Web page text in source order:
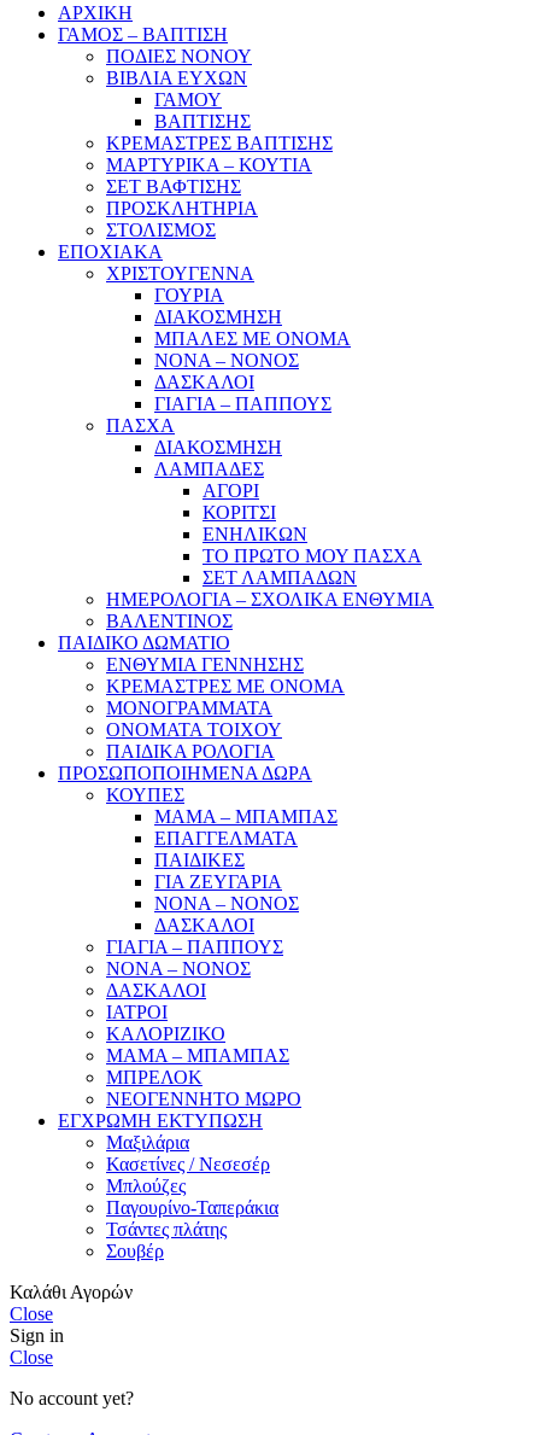
ΑΡΧΙΚΗ
ΓΑΜΟΣ – ΒΑΠΤΙΣΗ
ΠΟΔΙΕΣ ΝΟΝΟΥ
ΒΙΒΛΙΑ ΕΥΧΩΝ
ΓΑΜΟΥ
ΒΑΠΤΙΣΗΣ
ΚΡΕΜΑΣΤΡΕΣ ΒΑΠΤΙΣΗΣ
ΜΑΡΤΥΡΙΚΑ – ΚΟΥΤΙΑ
ΣΕΤ ΒΑΦΤΙΣΗΣ
ΠΡΟΣΚΛΗΤΗΡΙΑ
ΣΤΟΛΙΣΜΟΣ
ΕΠΟΧΙΑΚΑ
ΧΡΙΣΤΟΥΓΕΝΝΑ
ΓΟΥΡΙΑ
ΔΙΑΚΟΣΜΗΣΗ
ΜΠΑΛΕΣ ΜΕ ΟΝΟΜΑ
ΝΟΝΑ – ΝΟΝΟΣ
ΔΑΣΚΑΛΟΙ
ΓΙΑΓΙΑ – ΠΑΠΠΟΥΣ
ΠΑΣΧΑ
ΔΙΑΚΟΣΜΗΣΗ
ΛΑΜΠΑΔΕΣ
ΑΓΟΡΙ
ΚΟΡΙΤΣΙ
ΕΝΗΛΙΚΩΝ
ΤΟ ΠΡΩΤΟ ΜΟΥ ΠΑΣΧΑ
ΣΕΤ ΛΑΜΠΑΔΩΝ
ΗΜΕΡΟΛΟΓΙΑ – ΣΧΟΛΙΚΑ ΕΝΘΥΜΙΑ
ΒΑΛΕΝΤΙΝΟΣ
ΠΑΙΔΙΚΟ ΔΩΜΑΤΙΟ
ΕΝΘΥΜΙΑ ΓΕΝΝΗΣΗΣ
ΚΡΕΜΑΣΤΡΕΣ ΜΕ ΟΝΟΜΑ
ΜΟΝΟΓΡΑΜΜΑΤΑ
ΟΝΟΜΑΤΑ ΤΟΙΧΟΥ
ΠΑΙΔΙΚΑ ΡΟΛΟΓΙΑ
ΠΡΟΣΩΠΟΠΟΙΗΜΕΝΑ ΔΩΡΑ
ΚΟΥΠΕΣ
ΜΑΜΑ – ΜΠΑΜΠΑΣ
ΕΠΑΓΓΕΛΜΑΤΑ
ΠΑΙΔΙΚΕΣ
ΓΙΑ ΖΕΥΓΑΡΙΑ
ΝΟΝΑ – ΝΟΝΟΣ
ΔΑΣΚΑΛΟΙ
ΓΙΑΓΙΑ – ΠΑΠΠΟΥΣ
ΝΟΝΑ – ΝΟΝΟΣ
ΔΑΣΚΑΛΟΙ
ΙΑΤΡΟΙ
ΚΑΛΟΡΙΖΙΚΟ
ΜΑΜΑ – ΜΠΑΜΠΑΣ
ΜΠΡΕΛΟΚ
ΝΕΟΓΕΝΝΗΤΟ ΜΩΡΟ
ΕΓΧΡΩΜΗ ΕΚΤΥΠΩΣΗ
Μαξιλάρια
Κασετίνες / Νεσεσέρ
Μπλούζες
Παγουρίνο-Ταπεράκια
Τσάντες πλάτης
Σουβέρ
Καλάθι Αγορών
Close
Sign in
Close
No account yet?